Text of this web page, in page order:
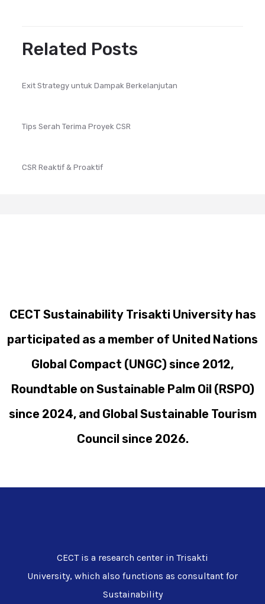
Related Posts
Exit Strategy untuk Dampak Berkelanjutan
Tips Serah Terima Proyek CSR
CSR Reaktif & Proaktif
CECT Sustainability Trisakti University has
participated as a member of United Nations
Global Compact (UNGC) since 2012,
Roundtable on Sustainable Palm Oil (RSPO)
since 2024, and Global Sustainable Tourism
Council since 2026.
CECT is a research center in Trisakti
University, which also functions as consultant for
Sustainability